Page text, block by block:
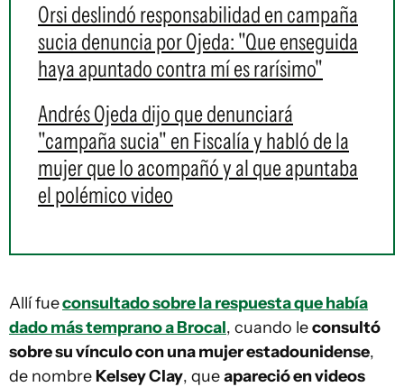
Orsi deslindó responsabilidad en campaña
sucia denuncia por Ojeda: "Que enseguida
haya apuntado contra mí es rarísimo"
Andrés Ojeda dijo que denunciará
"campaña sucia" en Fiscalía y habló de la
mujer que lo acompañó y al que apuntaba
el polémico video
Allí fueconsultado sobre la respuesta que había
dado más temprano a Brocal, cuando leconsultó
sobre su vínculo con una mujer estadounidense,
de nombre Kelsey Clay, queapareció en videos